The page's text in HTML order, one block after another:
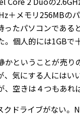
＋メモリ256MBの
ったパソコンであ
個人的には1GBで
かということが売
、気にする人には
空きは４つもあれ
クドライブがない。